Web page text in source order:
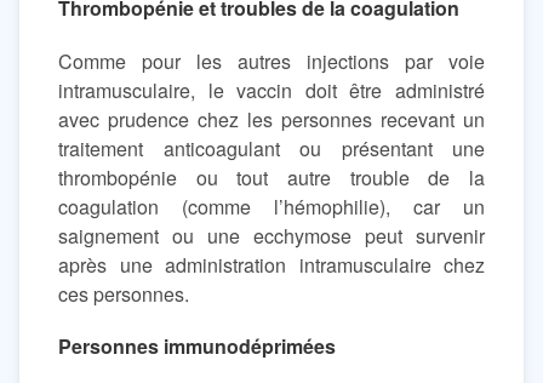
Thrombopénie et troubles de la coagulation
Comme pour les autres injections par voie
intramusculaire, le vaccin doit être administré
avec prudence chez les personnes recevant un
traitement anticoagulant ou présentant une
thrombopénie ou tout autre trouble de la
coagulation (comme l’hémophilie), car un
saignement ou une ecchymose peut survenir
après une administration intramusculaire chez
ces personnes.
Personnes immunodéprimées